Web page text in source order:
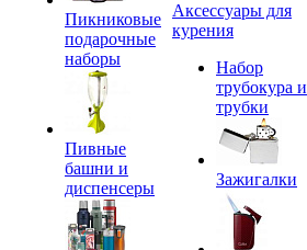
Пикниковые
подарочные
наборы
Пивные
башни и
диспенсеры
Аксессуары для
курения
Набор
трубокура и
трубки
Зажигалки